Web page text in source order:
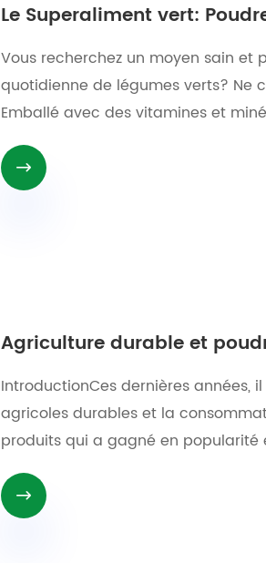
Le Superaliment vert:
Vous recherchez un moyen sain
quotidienne de légumes verts? Ne
Emballé avec des vitamines et

Agriculture durable et
IntroductionCes dernières années,
agricoles durables et la
produits qui a gagné en popularité
